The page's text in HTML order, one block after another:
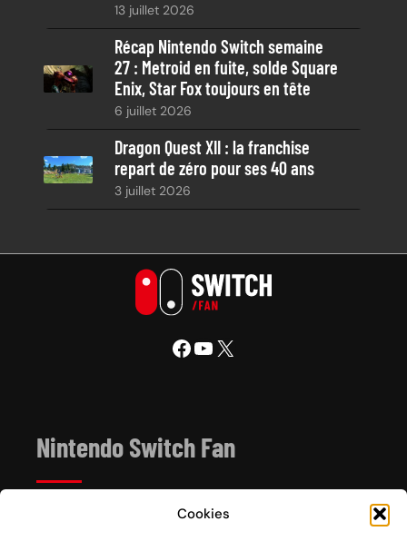
Cookies
13 juillet 2026
Récap Nintendo Switch semaine
27 : Metroid en fuite, solde Square
Enix, Star Fox toujours en tête
6 juillet 2026
Dragon Quest XII : la franchise
repart de zéro pour ses 40 ans
3 juillet 2026
Facebook YouTube X
Nintendo Switch Fan
Depuis 2017, Nintendo Switch Fan est un site de